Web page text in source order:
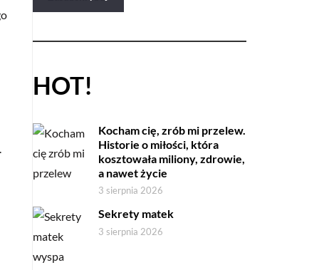
HOT!
Kocham cię, zrób mi przelew.
Historie o miłości, która
kosztowała miliony, zdrowie,
a nawet życie
3 sierpnia 2026
Sekrety matek
3 sierpnia 2026